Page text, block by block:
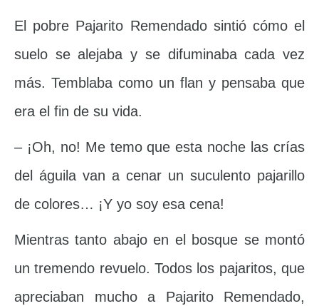
El pobre Pajarito Remendado sintió cómo el
suelo se alejaba y se difuminaba cada vez
más. Temblaba como un flan y pensaba que
era el fin de su vida.
– ¡Oh, no! Me temo que esta noche las crías
del águila van a cenar un suculento pajarillo
de colores… ¡Y yo soy esa cena!
Mientras tanto abajo en el bosque se montó
un tremendo revuelo. Todos los pajaritos, que
apreciaban mucho a Pajarito Remendado,